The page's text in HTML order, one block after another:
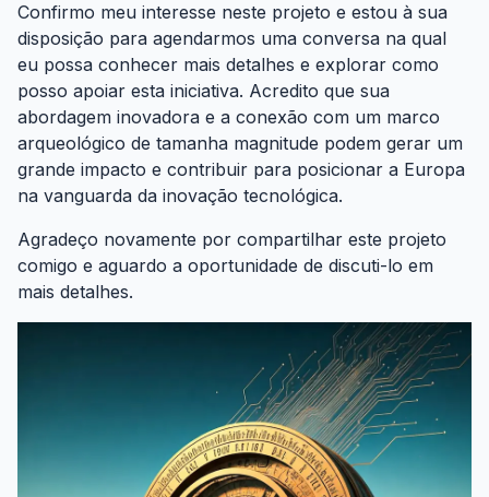
Confirmo meu interesse neste projeto e estou à sua
disposição para agendarmos uma conversa na qual
eu possa conhecer mais detalhes e explorar como
posso apoiar esta iniciativa. Acredito que sua
abordagem inovadora e a conexão com um marco
arqueológico de tamanha magnitude podem gerar um
grande impacto e contribuir para posicionar a Europa
na vanguarda da inovação tecnológica.
Agradeço novamente por compartilhar este projeto
comigo e aguardo a oportunidade de discuti-lo em
mais detalhes.